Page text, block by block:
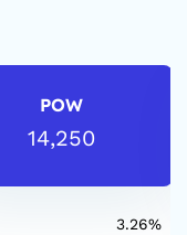
POW
14,250
3.26%